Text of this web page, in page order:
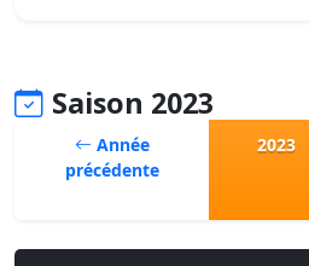
Saison 2023
Année
précédente
2023